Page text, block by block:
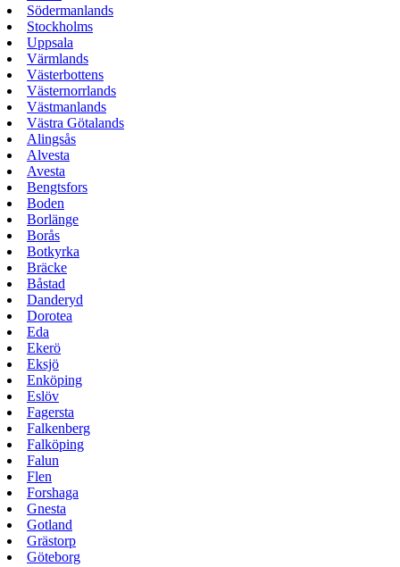
Södermanlands
Stockholms
Uppsala
Värmlands
Västerbottens
Västernorrlands
Västmanlands
Västra Götalands
Alingsås
Alvesta
Avesta
Bengtsfors
Boden
Borlänge
Borås
Botkyrka
Bräcke
Båstad
Danderyd
Dorotea
Eda
Ekerö
Eksjö
Enköping
Eslöv
Fagersta
Falkenberg
Falköping
Falun
Flen
Forshaga
Gnesta
Gotland
Grästorp
Göteborg